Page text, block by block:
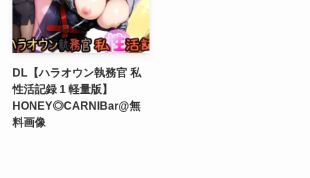
DL【ハラオウン執務官 私
性活記録 1 軽量版】
HONEY◎CARNIBar@無
料画像